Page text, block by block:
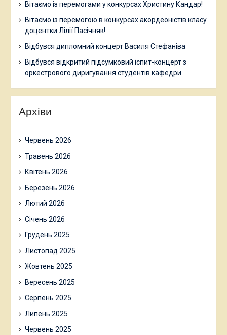
Вітаємо із перемогами у конкурсах Христину Кандар!
Вітаємо із перемогою в конкурсах акордеоністів класу
доцентки Лілії Пасічняк!
Відбувся дипломний концерт Василя Стефаніва
Відбувся відкритий підсумковий іспит-концерт з
оркестрового диригування студентів кафедри
Архіви
Червень 2026
Травень 2026
Квітень 2026
Березень 2026
Лютий 2026
Січень 2026
Грудень 2025
Листопад 2025
Жовтень 2025
Вересень 2025
Серпень 2025
Липень 2025
Червень 2025